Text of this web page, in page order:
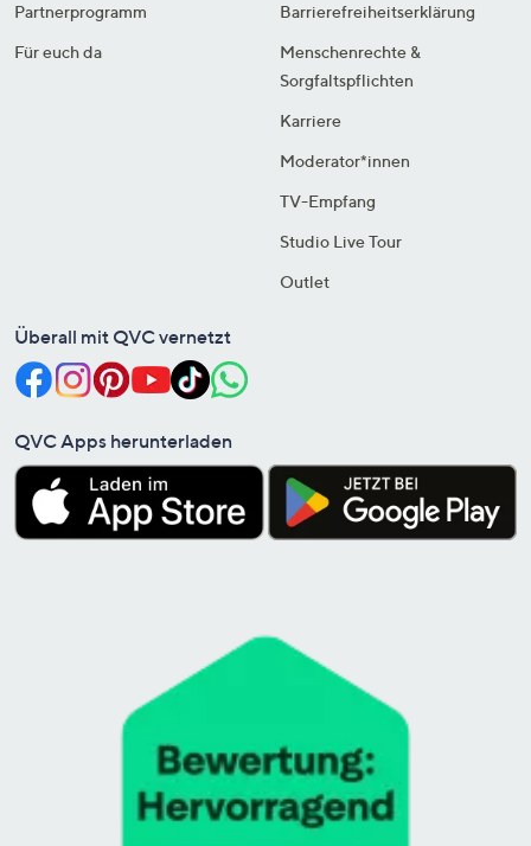
Partnerprogramm
Für euch da
Barrierefreiheitserklärung
Menschenrechte &
Sorgfaltspflichten
Karriere
Moderator*innen
TV-Empfang
Studio Live Tour
Outlet
Überall mit QVC vernetzt
QVC Apps herunterladen